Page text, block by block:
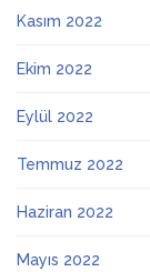
Kasım 2022
Ekim 2022
Eylül 2022
Temmuz 2022
Haziran 2022
Mayıs 2022